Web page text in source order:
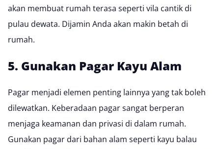
akan membuat rumah terasa seperti vila cantik di
pulau dewata. Dijamin Anda akan makin betah di
rumah.
5. Gunakan Pagar Kayu Alam
Pagar menjadi elemen penting lainnya yang tak boleh
dilewatkan. Keberadaan pagar sangat berperan
menjaga keamanan dan privasi di dalam rumah.
Gunakan pagar dari bahan alam seperti kayu balau